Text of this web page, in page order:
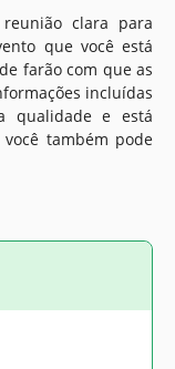
clara para
que você está
farão com que as
incluídas
qualidade e está
também pode